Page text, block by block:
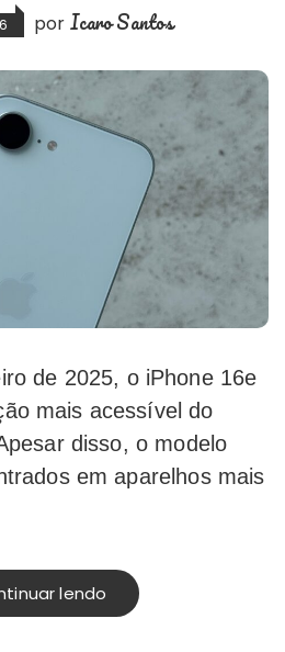
por Icaro Santos
mais acessível do
disso, o modelo
em aparelhos mais
lendo